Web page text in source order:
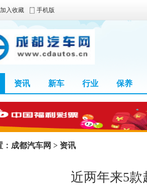
加入收藏 手机版
资讯 新车 行业 保养
成都汽车网 > 资讯
近两年来5款